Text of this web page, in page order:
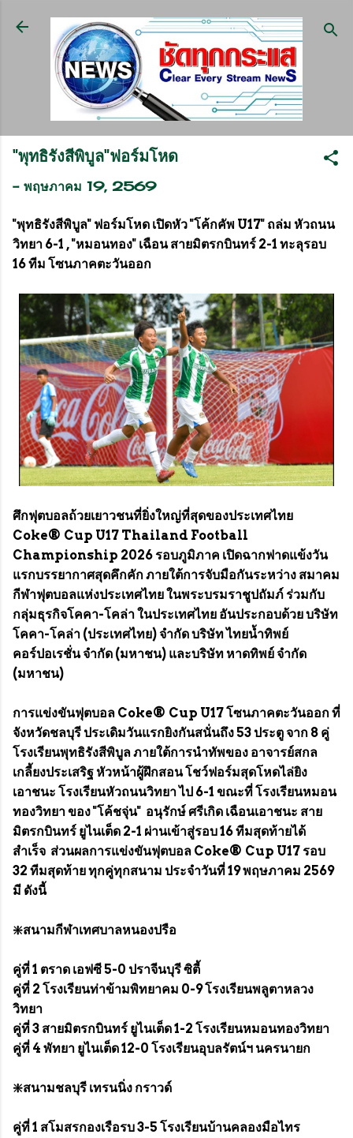
ข้ามไปที่เนื้อหาหลัก
"พุทธิรังสีพิบูล"ฟอร์มโหด
- พฤษภาคม 19, 2569
"พุทธิรังสีพิบูล" ฟอร์มโหด เปิดหัว "โค้กคัพ U17" ถล่ม หัวถนน
วิทยา 6-1 , "หมอนทอง" เฉือน สายมิตรกบินทร์ 2-1 ทะลุรอบ
16 ทีม โซนภาคตะวันออก
ศึกฟุตบอลถ้วยเยาวชนที่ยิ่งใหญ่ที่สุดของประเทศไทย
Coke® Cup U17 Thailand Football
Championship 2026 รอบภูมิภาค เปิดฉากฟาดแข้งวัน
แรกบรรยากาศสุดคึกคัก ภายใต้การจับมือกันระหว่าง สมาคม
กีฬาฟุตบอลแห่งประเทศไทย ในพระบรมราชูปถัมภ์ ร่วมกับ
กลุ่มธุรกิจโคคา-โคล่า ในประเทศไทย อันประกอบด้วย บริษัท
โคคา-โคล่า (ประเทศไทย) จำกัด บริษัท ไทยน้ำทิพย์
คอร์ปอเรชั่น จำกัด (มหาชน) และบริษัท หาดทิพย์ จำกัด
(มหาชน)
การแข่งขันฟุตบอล Coke® Cup U17 โซนภาคตะวันออก ที่
จังหวัดชลบุรี ประเดิมวันแรกยิงกันสนั่นถึง 53 ประตู จาก 8 คู่
โรงเรียนพุทธิรังสีพิบูล ภายใต้การนำทัพของ อาจารย์สกล
เกลี้ยงประเสริฐ หัวหน้าผู้ฝึกสอน โชว์ฟอร์มสุดโหดไล่ยิง
เอาชนะ โรงเรียนหัวถนนวิทยา ไป 6-1 ขณะที่ โรงเรียนหมอน
ทองวิทยา ของ "โค้ชจุ่น" อนุรักษ์ ศรีเกิด เฉือนเอาชนะ สาย
มิตรกบินทร์ ยูไนเต็ด 2-1 ผ่านเข้าสู่รอบ 16 ทีมสุดท้ายได้
สำเร็จ ส่วนผลการแข่งขันฟุตบอล Coke® Cup U17 รอบ
32 ทีมสุดท้าย ทุกคู่ทุกสนาม ประจำวันที่ 19 พฤษภาคม 2569
มี ดังนี้
❇️สนามกีฬาเทศบาลหนองปรือ
คู่ที่ 1 ตราด เอฟซี 5-0 ปราจีนบุรี ซิตี้
คู่ที่ 2 โรงเรียนท่าข้ามพิทยาคม 0-9 โรงเรียนพลูตาหลวง
วิทยา
คู่ที่ 3 สายมิตรกบินทร์ ยูไนเต็ด 1-2 โรงเรียนหมอนทองวิทยา
คู่ที่ 4 พัทยา ยูไนเต็ด 12-0 โรงเรียนอุบลรัตน์ฯ นครนายก
❇️สนามชลบุรี เทรนนิ่ง กราวด์
คู่ที่ 1 สโมสรกองเรือรบ 3-5 โรงเรียนบ้านคลองมือไทร